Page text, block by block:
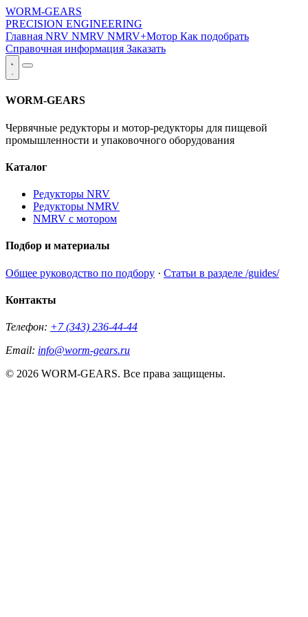
WORM-GEARS
PRECISION ENGINEERING
Главная NRV NMRV NMRV+Мотор Как подобрать
Справочная информация Заказать
WORM-GEARS
Червячные редукторы и мотор-редукторы для пищевой
промышленности и упаковочного оборудования
Каталог
Редукторы NRV
Редукторы NMRV
NMRV с мотором
Подбор и материалы
Общее руководство по подбору · Статьи в разделе /guides/
Контакты
Телефон: +7 (343) 236-44-44
Email: info@worm-gears.ru
© 2026 WORM-GEARS. Все права защищены.